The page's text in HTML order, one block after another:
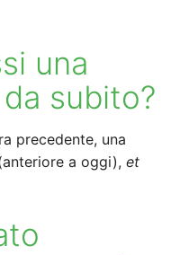
una
subito?
precedente, una
a oggi), et